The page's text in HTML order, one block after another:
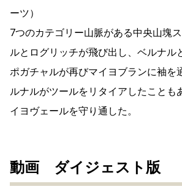
ーツ）
7つのカテゴリー山脈がある中央山塊
ルとログリッチが飛び出し、ベルナル
ポガチャルが再びマイヨブランに袖を
ルナルがツールをリタイアしたことも
イヨヴェールを守り通した。
動画 ダイジェスト版